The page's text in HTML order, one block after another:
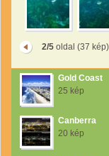
2/5oldal (37 kép)
Gold Coast
25 kép
Canberra
20 kép